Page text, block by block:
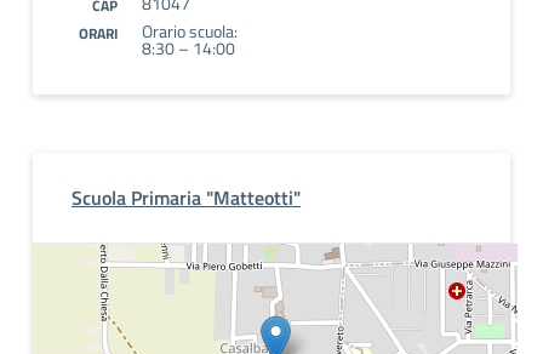
CAP
ORARI Orario scuola:
8:30 – 14:00
Scuola Primaria "Matteotti"